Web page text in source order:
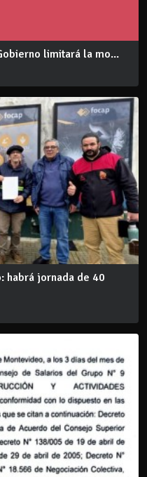
limitará la mo...
habrá jornada de 40